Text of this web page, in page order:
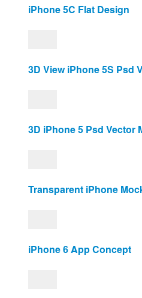
iPhone 5C Flat Design
3D View iPhone 5S Psd
3D iPhone 5 Psd Vector
Transparent iPhone
iPhone 6 App Concept